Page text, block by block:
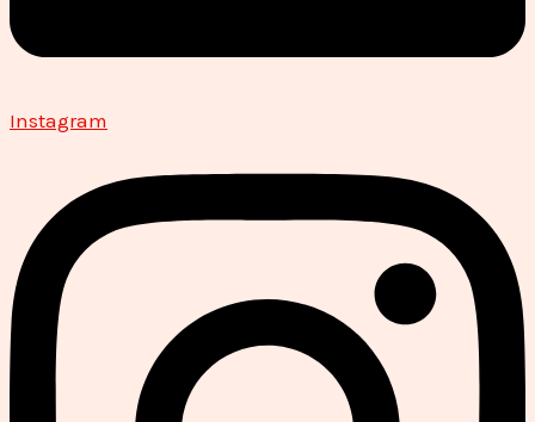
Instagram